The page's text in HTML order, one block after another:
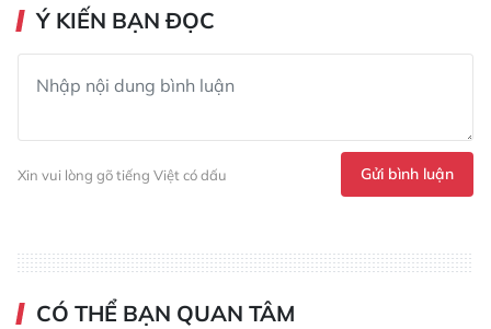
Ý KIẾN BẠN ĐỌC
Xin vui lòng gõ tiếng Việt có dấu Gửi bình luận
CÓ THỂ BẠN QUAN TÂM